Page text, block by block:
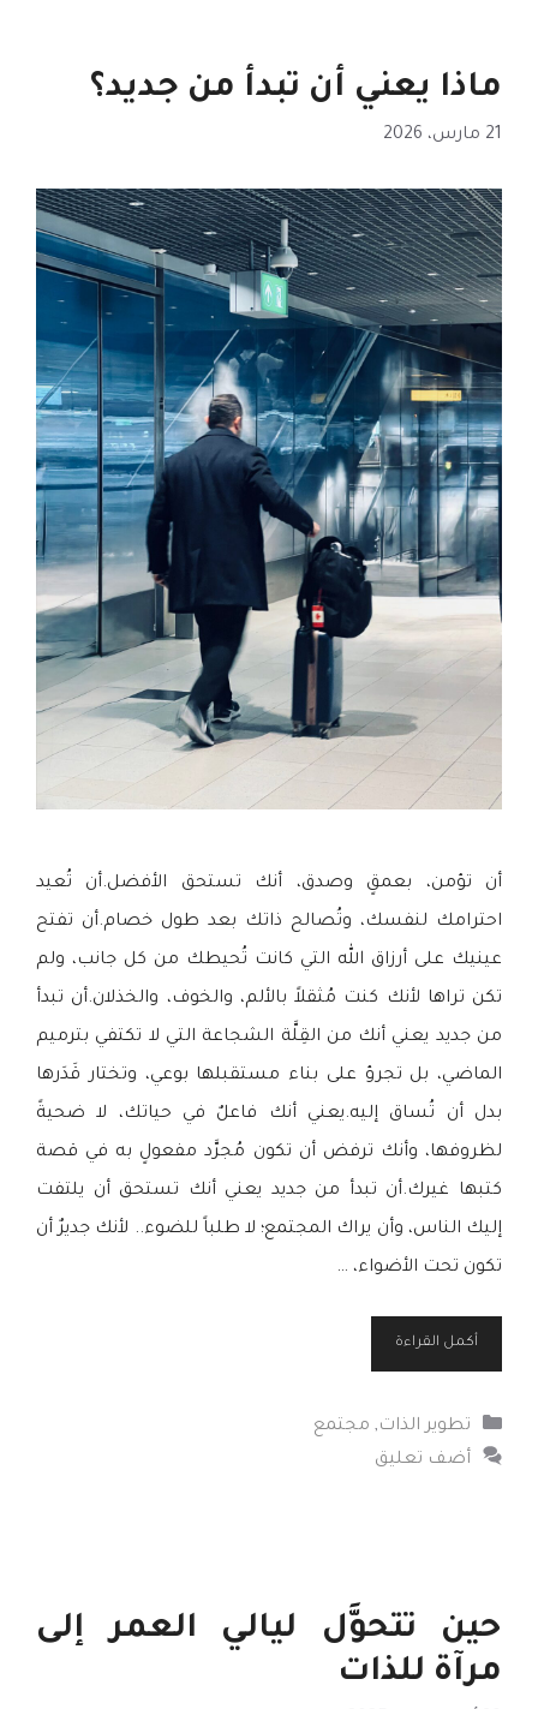
ماذا يعني أن تبدأ من جديد؟
21 مارس، 2026
أن تؤمن، بعمقٍ وصدق، أنك تستحق الأفضل.أن تُعيد
احترامك لنفسك، وتُصالح ذاتك بعد طول خصام.أن تفتح
عينيك على أرزاق الله التي كانت تُحيطك من كل جانب، ولم
تكن تراها لأنك كنت مُثقلاً بالألم، والخوف، والخذلان.أن تبدأ
من جديد يعني أنك من القِلَّة الشجاعة التي لا تكتفي بترميم
الماضي، بل تجرؤ على بناء مستقبلها بوعي، وتختار قَدَرها
بدل أن تُساق إليه.يعني أنك فاعلٌ في حياتك، لا ضحيةً
لظروفها، وأنك ترفض أن تكون مُجرَّد مفعولٍ به في قصة
كتبها غيرك.أن تبدأ من جديد يعني أنك تستحق أن يلتفت
إليك الناس، وأن يراك المجتمع؛ لا طلباً للضوء.. لأنك جديرٌ أن
تكون تحت الأضواء، …
أكمل القراءة
التصنيفات
تطوير الذات, مجتمع
أضف تعليق
حين تتحوَّل ليالي العمر إلى
مرآة للذات